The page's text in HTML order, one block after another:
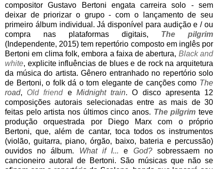
compositor Gustavo Bertoni engata carreira solo - sem
deixar de priorizar o grupo - com o lançamento de seu
primeiro álbum individual. Já disponível para audição e / ou
compra nas plataformas digitais, The pilgrim
(Independente, 2015) tem repertório composto em inglês por
Bertoni em clima folk, embora a faixa de abertura, Black and
white, explicite influências de blues e de rock na arquitetura
da música do artista. Gênero entranhado no repertório solo
de Bertoni, o folk dá o tom elegante de canções como The
road, Old friende Midnight train. O disco apresenta 12
composições autorais selecionadas entre as mais de 30
feitas pelo artista nos últimos cinco anos. The pilgrim teve
produção orquestrada por Diego Marx com o próprio
Bertoni, que, além de cantar, toca todos os instrumentos
(violão, guitarra, piano, órgão, baixo, bateria e percussão)
ouvidos no álbum. What if I... e God?sobressaem no
cancioneiro autoral de Bertoni. São músicas que não se